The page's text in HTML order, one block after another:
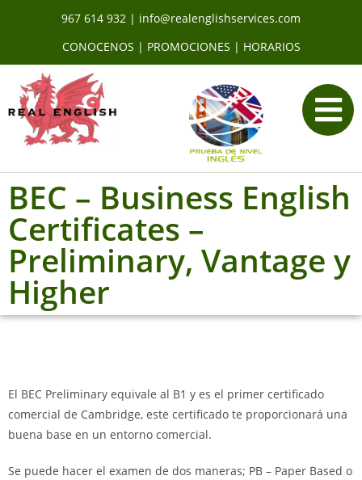
967 614 932 | info@realenglishservices.com
CONOCENOS | PROMOCIONES | HORARIOS
BEC – Business English
Certificates –
Preliminary, Vantage y
Higher
El BEC Preliminary equivale al B1 y es el primer certificado
comercial de Cambridge, este certificado te proporcionará una
buena base en un entorno comercial.
Se puede hacer el examen de dos maneras; PB – Paper Based o